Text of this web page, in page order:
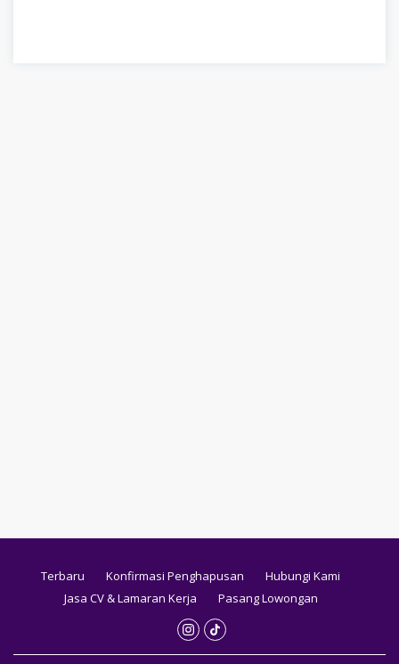
Terbaru Konfirmasi Penghapusan
Hubungi Kami
Jasa CV & Lamaran Kerja
Pasang Lowongan